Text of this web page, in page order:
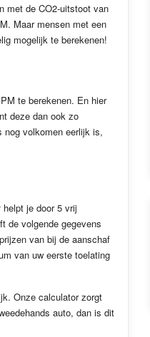
met de CO2-uitstoot van
Maar mensen met een
mogelijk te berekenen!
te berekenen. En hier
deze dan ook zo
nog volkomen eerlijk is,
helpt je door 5 vrij
de volgende gegevens
van bij de aanschaf
van uw eerste toelating
Onze calculator zorgt
auto, dan is dit